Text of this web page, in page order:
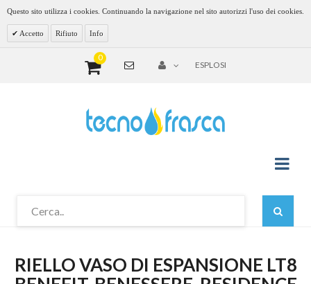
Questo sito utilizza i cookies. Continuando la navigazione nel sito autorizzi l'uso dei cookies.
Accetto Rifiuto Info
0
ESPLOSI
RIELLO VASO DI ESPANSIONE LT8